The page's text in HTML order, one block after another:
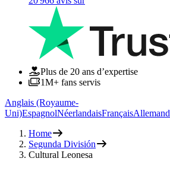
Plus de 20 ans d’expertise
1M+ fans servis
Anglais (Royaume-
Uni)EspagnolNéerlandaisFrançaisAllemand
Home
Segunda División
Cultural Leonesa